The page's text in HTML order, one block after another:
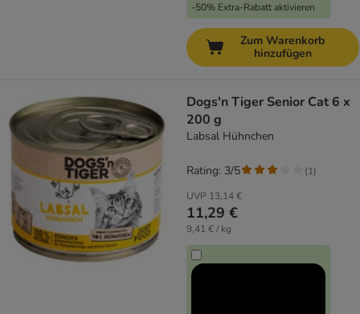
-50% Extra-Rabatt aktivieren
Zum Warenkorb
hinzufügen
Dogs'n Tiger Senior Cat 6 x
200 g
Labsal Hühnchen
UVP 13,14 €
11,29 €
9,41 € / kg
Rating: 3/5 (1)